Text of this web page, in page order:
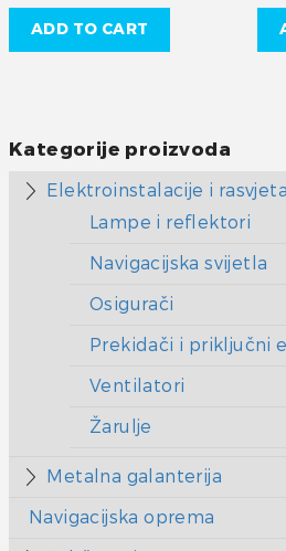
ADD TO CART
Kategorije proizvoda
Elektroinstalacije i rasvjeta
Lampe i reflektori
Navigacijska svijetla
Osigurači
Prekidači i priključni
Ventilatori
Žarulje
Metalna galanterija
Navigacijska oprema